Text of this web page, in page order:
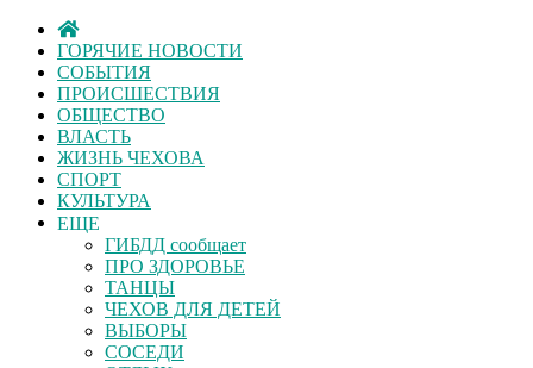
ГОРЯЧИЕ НОВОСТИ
СОБЫТИЯ
ПРОИСШЕСТВИЯ
ОБЩЕСТВО
ВЛАСТЬ
ЖИЗНЬ ЧЕХОВА
СПОРТ
КУЛЬТУРА
ЕЩЕ
ГИБДД сообщает
ПРО ЗДОРОВЬЕ
ТАНЦЫ
ЧЕХОВ ДЛЯ ДЕТЕЙ
ВЫБОРЫ
СОСЕДИ